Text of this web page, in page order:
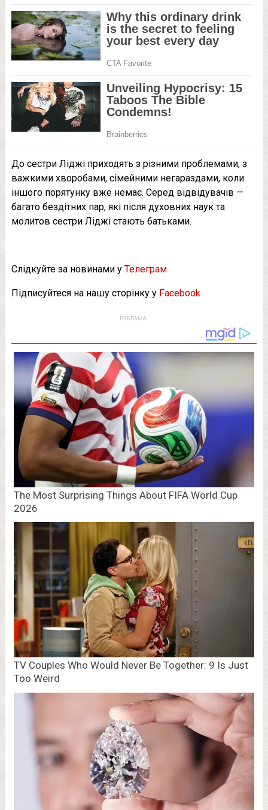
До сестри Ліджі приходять з різними проблемами, з
важкими хворобами, сімейними негараздами, коли
іншого порятунку вже немає. Серед відвідувачів —
багато бездітних пар, які після духовних наук та
молитов сестри Ліджі стають батьками.
Слідкуйте за новинами у Телеграм
Підписуйтеся на нашу сторінку у Facebook
РЕКЛАМА: